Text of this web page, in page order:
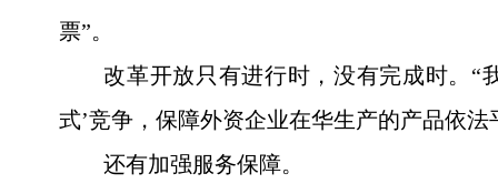
票”。
改革开放只有进行时，没有完成时。“
式’竞争，保障外资企业在华生产的产品依
还有加强服务保障。